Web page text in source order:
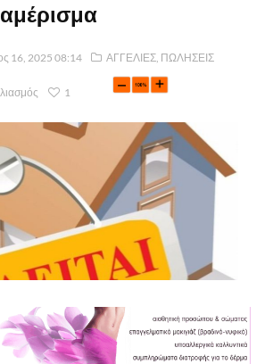
16, 2025 08:14 ΑΓΓΕΛΙΕΣ, ΠΩΛΗΣΕΙΣ
1